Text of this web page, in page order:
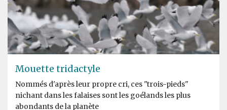
Mouette tridactyle
Nommés d'après leur propre cri, ces "trois-pieds"
nichant dans les falaises sont les goélands les plus
abondants de la planète